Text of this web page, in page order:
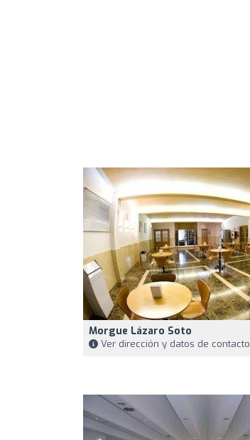
Morgue Lázaro Soto
Ver dirección y datos de contacto